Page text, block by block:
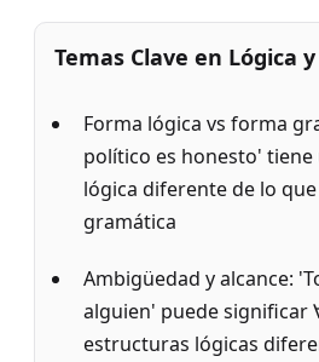
Temas Clave en Lógica
Forma lógica vs forma
político es honesto'
lógica diferente de lo
gramática
Ambigüedad y alcance:
alguien' puede
estructuras lógicas